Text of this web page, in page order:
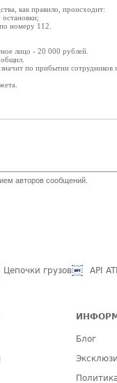
как правило, происходит:
номеру 112.
лицо - 20 000 рублей.
по прибытии
авторов сообщений.
Цепочки грузов API
Блог